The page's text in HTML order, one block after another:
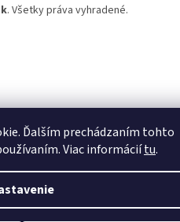
Ďalším prechádzaním tohto
Viac informáciítu.
. Všetky práva vyhradené.